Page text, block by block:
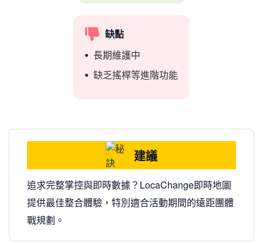
缺點
長期維護中
缺乏搖桿等進階功能
建議
追求完整掌控與即時數據？LocaChange即時地圖
提供最佳整合體驗，特別適合活動期間的遠距團體
戰規劃。